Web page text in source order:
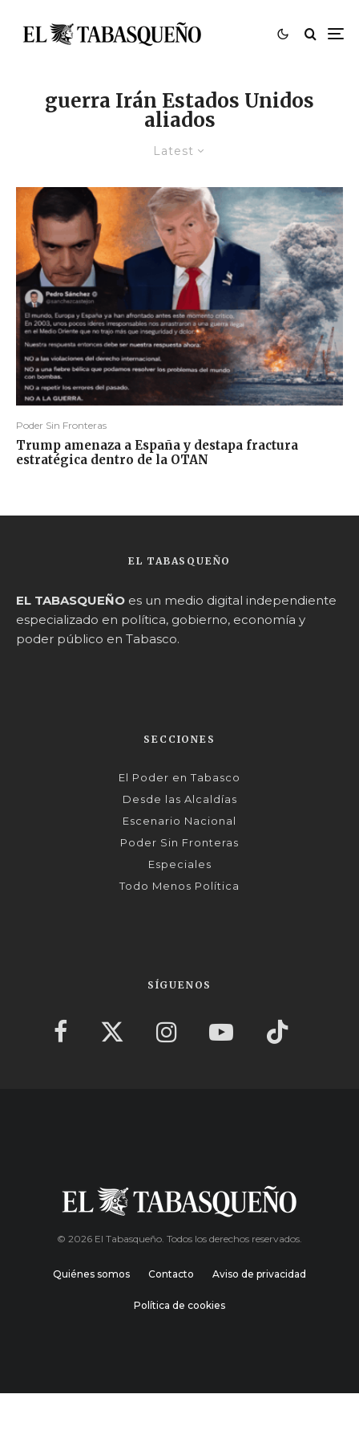
guerra Irán Estados Unidos
aliados
Latest
Poder Sin Fronteras
Trump amenaza a España y destapa fractura
estratégica dentro de la OTAN
EL TABASQUEÑO
EL TABASQUEÑO es un medio digital independiente
especializado en política, gobierno, economía y
poder público en Tabasco.
SECCIONES
El Poder en Tabasco
Desde las Alcaldías
Escenario Nacional
Poder Sin Fronteras
Especiales
Todo Menos Política
SÍGUENOS
© 2026 El Tabasqueño. Todos los derechos reservados.
Quiénes somos Contacto Aviso de privacidad
Política de cookies